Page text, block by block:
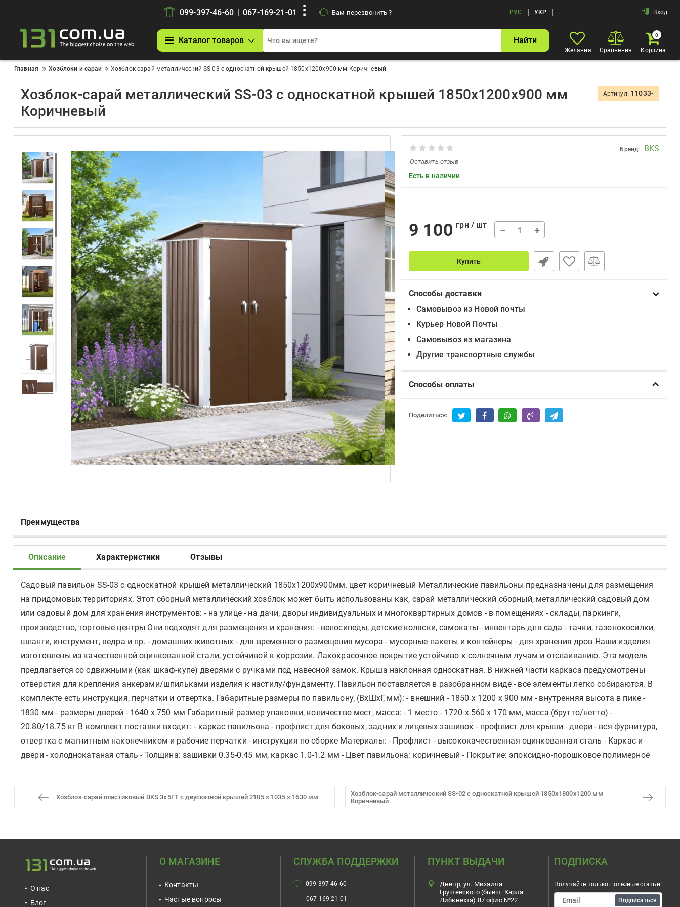
099-397-46-60 | 067-169-21-01 Вам перезвонить ? РУС | УКР | Вход
Каталог товаров Найти
Желания Сравнения
0
Корзина
Главная Хозблоки и сараи Хозблок-сарай металлический SS-03 с односкатной крышей 1850х1200х900 мм Коричневый
Хозблок-сарай металлический SS-03 с односкатной крышей 1850х1200х900 мм
Коричневый
Артикул: 11033-
Бренд: BKS
Оставить отзыв
Есть в наличии
9 100 грн / шт − +
Купить
Способы доставки
Самовывоз из Новой почты
Курьер Новой Почты
Самовывоз из магазина
Другие транспортные службы
Способы оплаты
Поделиться:
Преимущества
Описание Характеристики Отзывы
Садовый павильон SS-03 с односкатной крышей металлический 1850х1200х900мм. цвет коричневый Металлические павильоны предназначены для размещения
на придомовых территориях. Этот сборный металлический хозблок может быть использованы как, сарай металлический сборный, металлический садовый дом
или садовый дом для хранения инструментов: - на улице - на дачи, дворы индивидуальных и многоквартирных домов - в помещениях - склады, паркинги,
производство, торговые центры Они подходят для размещения и хранения: - велосипеды, детские коляски, самокаты - инвентарь для сада - тачки, газонокосилки,
шланги, инструмент, ведра и пр. - домашних животных - для временного размещения мусора - мусорные пакеты и контейнеры - для хранения дров Наши изделия
изготовлены из качественной оцинкованной стали, устойчивой к коррозии. Лакокрасочное покрытие устойчиво к солнечным лучам и отслаиванию. Эта модель
предлагается со сдвижными (как шкаф-купе) дверями с ручками под навесной замок. Крыша наклонная односкатная. В нижней части каркаса предусмотрены
отверстия для крепления анкерами/шпильками изделия к настилу/фундаменту. Павильон поставляется в разобранном виде - все элементы легко собираются. В
комплекте есть инструкция, перчатки и отвертка. Габаритные размеры по павильону, (ВхШхГ, мм): - внешний - 1850 х 1200 х 900 мм - внутренняя высота в пике -
1830 мм - размеры дверей - 1640 х 750 мм Габаритный размер упаковки, количество мест, масса: - 1 место - 1720 х 560 х 170 мм, масса (брутто/нетто) -
20.80/18.75 кг В комплект поставки входит: - каркас павильона - профлист для боковых, задних и лицевых зашивок - профлист для крыши - двери - вся фурнитура,
отвертка с магнитным наконечником и рабочие перчатки - инструкция по сборке Материалы: - Профлист - высококачественная оцинкованная сталь - Каркас и
двери - холоднокатаная сталь - Толщина: зашивки 0.35-0.45 мм, каркас 1.0-1.2 мм - Цвет павильона: коричневый - Покрытие: эпоксидно-порошковое полимерное
Хозблок-сарай пластиковый BKS 3х5FT с двускатной крышей 2105 × 1035 × 1630 мм
Хозблок-сарай металлический SS-02 с односкатной крышей 1850х1800х1200 мм
Коричневый
О нас
Блог
О МАГАЗИНЕ
Контакты
Частые вопросы
СЛУЖБА ПОДДЕРЖКИ
099-397-46-60
067-169-21-01
ПУНКТ ВЫДАЧИ
Днепр, ул. Михаила
Грушевского (бывш. Карла
Либкнехта) 87 офис №22
ПОДПИСКА
Получайте только полезные статьи!
Подписаться